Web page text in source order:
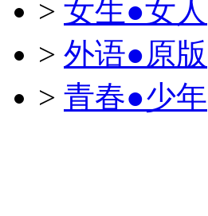
> 女生●女人
> 外语●原版
> 青春●少年